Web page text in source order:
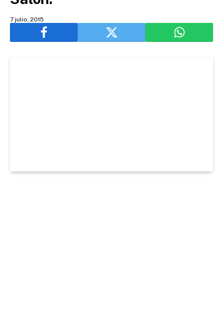
7 julio, 2015